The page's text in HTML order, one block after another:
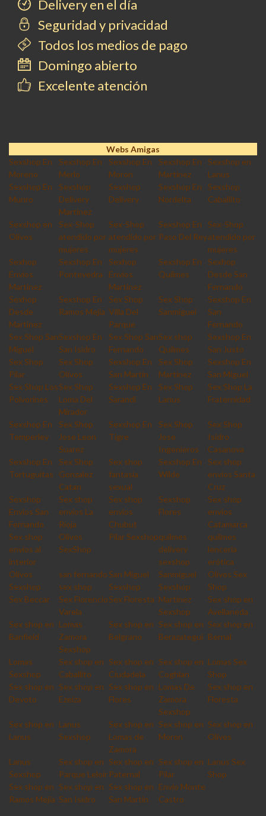
Delivery en el día
Seguridad y privacidad
Todos los medios de pago
Domingo abierto
Excelente atención
Webs Amigas
Sexshop En
Moreno
Sexshop En
Merlo
Sexshop En
Moron
Sexshop En
Martinez
Sexshop en
Lanus
Sexshop En
Munro
Sexshop
Delivery
Martinez
Sexshop
Delivery
Sexshop En
Nordelta
Sexshop
Caballito
Sexshop en
Olivos
Sex-Shop
atendido por
mujeres
Sex-Shop
atendido por
mujeres
Sexshop En
Paso Del Rey
Sex-Shop
atendido por
mujeres
Sexhop
Envios
Martinez
Sexshop En
Pontevedra
Sexhop
Envios
Martinez
Sexshop En
Quilmes
Sexhop
Desde San
Fernando
Sexhop
Desde
Martinez
Sexshop En
Ramos Mejia
Sex Shop
Villa Del
Parque
Sex Shop
Sanmiguel
Sexshop En
San
Fernando
Sex Shop San
Miguel
Sexshop En
San Isidro
Sex Shop San
Fernando
Sex shop
Quilmes
Sexshop En
San Justo
Sex Shop
Pilar
Sex Shop
Olivos
Sexshop En
San Martin
Sex Shop
Martinez
Sexshop En
San Miguel
Sex Shop Los
Polvorines
Sex Shop
Loma Del
Mirador
Sexshop En
Sarandi
Sex Shop
Lanus
Sex Shop La
Fraternidad
Sexshop En
Temperley
Sex Shop
Jose Leon
Suarez
Sexshop En
Tigre
Sex Shop
Jose
Ingenieros
Sex Shop
Isidro
Casanova
Sexshop En
Tortuguitas
Sex Shop
Gonzalez
Catan
Sex shop
fantasia
sexual
Sexshop En
Wilde
Sex shop
envios Santa
Cruz
Sexshop
Envios San
Fernando
Sex shop
envios La
Rioja
Sex shop
envios
Chubut
Sexshop
Flores
Sex shop
envios
Catamarca
Sex shop
envios al
interior
Olivos
SexShop
Pilar Sexshopquilmes
delivery
sexshop
quilmes
lencería
erótica
Olivos
Sexshop
san fernando
sex shop
San Miguel
Sexshop
Sanmiguel
Sexshop
Olivos Sex
Shop
Sex Beccar
Sex Florencio
Varela
Sex Floresta Martinez
Sexshop
Sex shop en
Avellaneda
Sex shop en
Banfield
Lomas
Zamora
Sexshop
Sex shop en
Belgrano
Sex shop en
Berazategui
Sex shop en
Bernal
Lomas
Sexshop
Sex shop en
Caballito
Sex shop en
Ciudadela
Sex shop en
Coghlan
Lomas Sex
Shop
Sex shop en
Devoto
Sex shop en
Ezeiza
Sex shop en
Flores
Lomas De
Zamora
Sexshop
Sex shop en
Floresta
Sex shop en
Lanus
Lanus
Sexshop
Sex shop en
Lomas de
Zamora
Sex shop en
Moron
Sex shop en
Olivos
Lanus
Sexshop
Sex shop en
Parque Leloir
Sex shop en
Paternal
Sex shop en
Pilar
Lanus Sex
Shop
Sex shop en
Ramos Mejia
Sex shop en
San Isidro
Sex shop en
San Martin
Envio Monte
Castro